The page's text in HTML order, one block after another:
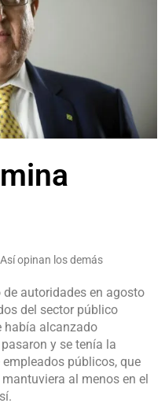
Así opinan los demás
autoridades en agosto
del sector público
había alcanzado
y se tenía la
públicos, que
al menos en el